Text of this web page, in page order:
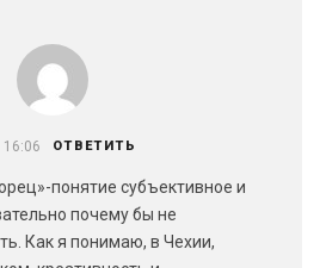
16:06 ОТВЕТИТЬ
понятие субъективное и
почему бы не
Как я понимаю, в Чехии,